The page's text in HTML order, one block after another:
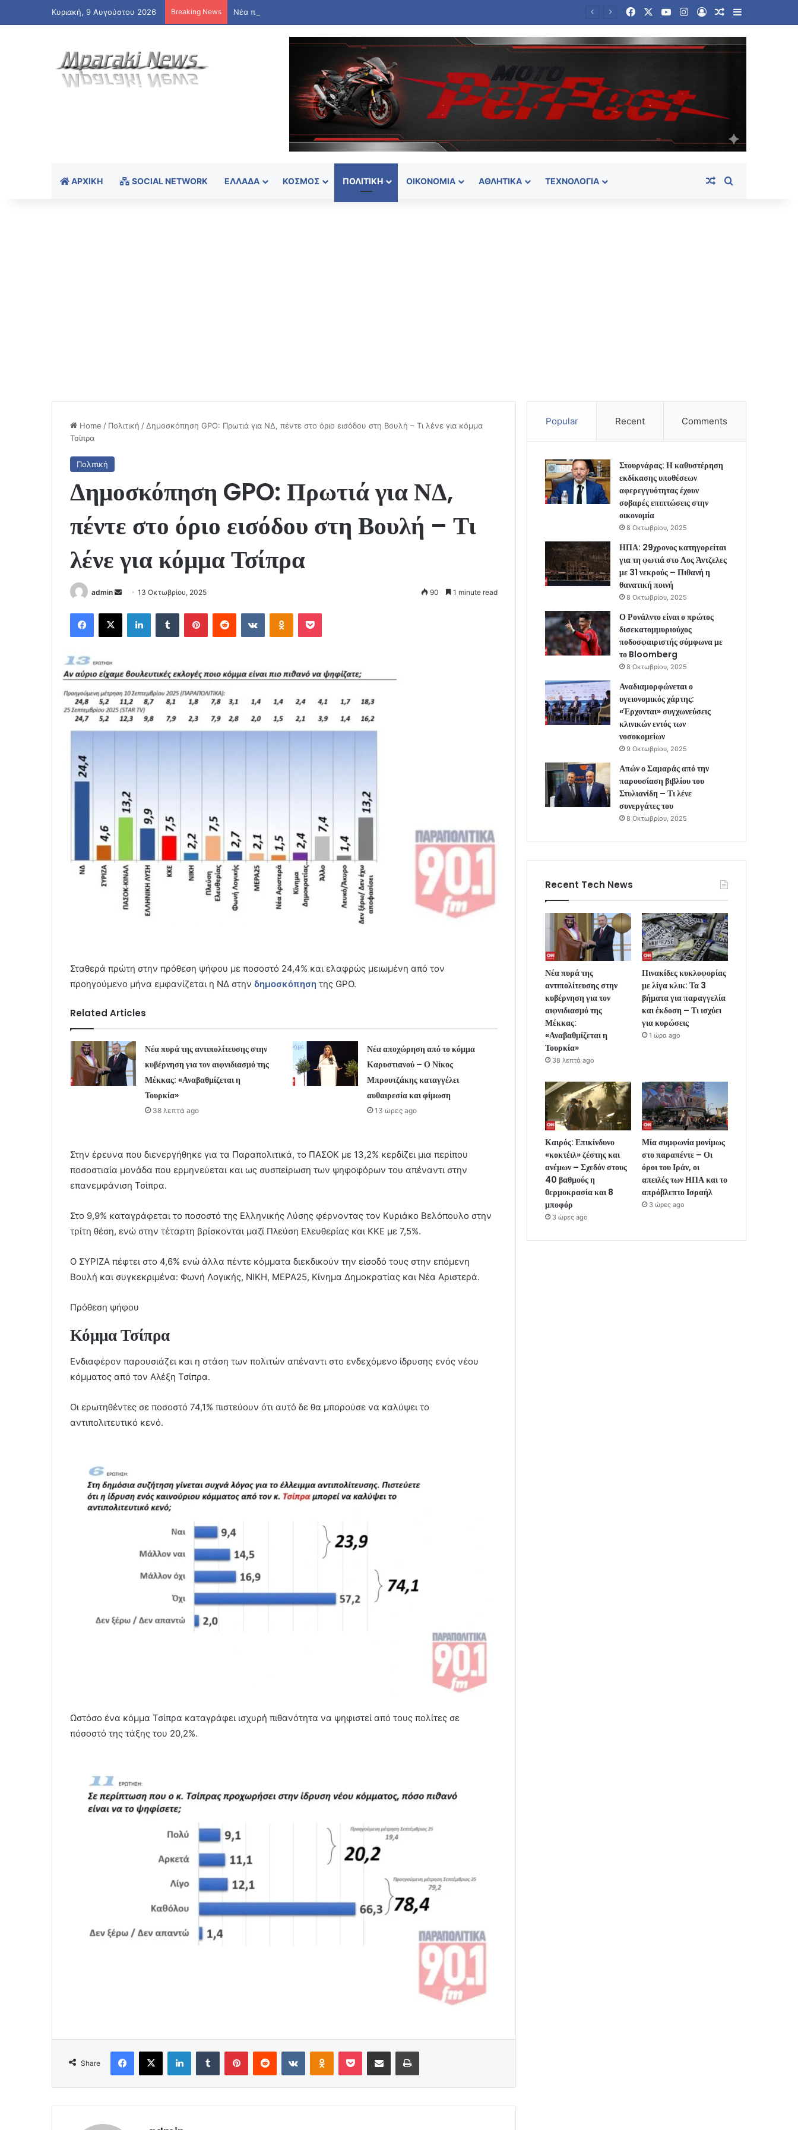
Κυριακή, 9 Αυγούστου 2026 Breaking News FacebookYouTubeInstagram
Log InRandom Article
Sidebar
ΑΡΧΙΚΉ SOCIAL NETWORK ΕΛΛΆΔΑ ΚΌΣΜΟΣ ΠΟΛΙΤΙΚΉ ΟΙΚΟΝΟΜΊΑ ΑΘΛΗΤΙΚΆ ΤΕΧΝΟΛΟΓΊΑ Random Article
Home / Πολιτική / Δημοσκόπηση GPO: Πρωτιά για ΝΔ, πέντε στο όριο εισόδου στη Βουλή – Τι λένε για κόμμα
Τσίπρα
Πολιτική
Δημοσκόπηση GPO: Πρωτιά για ΝΔ,
πέντε στο όριο εισόδου στη Βουλή – Τι
λένε για κόμμα Τσίπρα
admin
Send
email
13 Οκτωβρίου, 2025 90 1 minute read
Facebook
X LinkedInTumblr PinterestReddit VKontakteOdnoklassniki
Pocket
Σταθερά πρώτη στην πρόθεση ψήφου με ποσοστό 24,4% και ελαφρώς μειωμένη από τον
προηγούμενο μήνα εμφανίζεται η ΝΔ στην δημοσκόπηση της GPO.
Related Articles
Νέα πυρά της αντιπολίτευσης στην
κυβέρνηση για τον αιφνιδιασμό της
Μέκκας: «Αναβαθμίζεται η
Τουρκία»
38 λεπτά ago
Νέα αποχώρηση από το κόμμα
Καρυστιανού – Ο Νίκος
Μπρουτζάκης καταγγέλει
αυθαιρεσία και φίμωση
13 ώρες ago
Στην έρευνα που διενεργήθηκε για τα Παραπολιτικά, το ΠΑΣΟΚ με 13,2% κερδίζει μια περίπου
ποσοστιαία μονάδα που ερμηνεύεται και ως συσπείρωση των ψηφοφόρων του απέναντι στην
επανεμφάνιση Τσίπρα.
Στο 9,9% καταγράφεται το ποσοστό της Ελληνικής Λύσης φέρνοντας τον Κυριάκο Βελόπουλο στην
τρίτη θέση, ενώ στην τέταρτη βρίσκονται μαζί Πλεύση Ελευθερίας και ΚΚΕ με 7,5%.
Ο ΣΥΡΙΖΑ πέφτει στο 4,6% ενώ άλλα πέντε κόμματα διεκδικούν την είσοδό τους στην επόμενη
Βουλή και συγκεκριμένα: Φωνή Λογικής, ΝΙΚΗ, ΜΕΡΑ25, Κίνημα Δημοκρατίας και Νέα Αριστερά.
Πρόθεση ψήφου
Κόμμα Τσίπρα
Ενδιαφέρον παρουσιάζει και η στάση των πολιτών απέναντι στο ενδεχόμενο ίδρυσης ενός νέου
κόμματος από τον Αλέξη Τσίπρα.
Οι ερωτηθέντες σε ποσοστό 74,1% πιστεύουν ότι αυτό δε θα μπορούσε να καλύψει το
αντιπολιτευτικό κενό.
Ωστόσο ένα κόμμα Τσίπρα καταγράφει ισχυρή πιθανότητα να ψηφιστεί από τους πολίτες σε
πόσοστό της τάξης του 20,2%.
Share
Facebook
X LinkedInTumblr PinterestReddit VKontakteOdnoklassniki
Pocket Share via Email Print
Popular Recent Comments
Στουρνάρας: Η καθυστέρηση
εκδίκασης υποθέσεων
αφερεγγυότητας έχουν
σοβαρές επιπτώσεις στην
οικονομία
8 Οκτωβρίου, 2025
ΗΠΑ: 29χρονος κατηγορείται
για τη φωτιά στο Λος Άντζελες
με 31 νεκρούς – Πιθανή η
θανατική ποινή
8 Οκτωβρίου, 2025
Ο Ρονάλντο είναι ο πρώτος
δισεκατομμυριούχος
ποδοσφαιριστής σύμφωνα με
το Bloomberg
8 Οκτωβρίου, 2025
Αναδιαμορφώνεται ο
υγειονομικός χάρτης:
«Έρχονται» συγχωνεύσεις
κλινικών εντός των
νοσοκομείων
9 Οκτωβρίου, 2025
Απών ο Σαμαράς από την
παρουσίαση βιβλίου του
Στυλιανίδη – Τι λένε
συνεργάτες του
8 Οκτωβρίου, 2025
Recent Tech News
Νέα πυρά της
αντιπολίτευσης στην
κυβέρνηση για τον
αιφνιδιασμό της
Μέκκας:
«Αναβαθμίζεται η
Τουρκία»
38 λεπτά ago
Πινακίδες κυκλοφορίας
με λίγα κλικ: Τα 3
βήματα για παραγγελία
και έκδοση – Τι ισχύει
για κυρώσεις
1 ώρα ago
Καιρός: Επικίνδυνο
«κοκτέιλ» ζέστης και
ανέμων – Σχεδόν στους
40 βαθμούς η
θερμοκρασία και 8
μποφόρ
3 ώρες ago
Μία συμφωνία μονίμως
στο παραπέντε – Οι
όροι του Ιράν, οι
απειλές των ΗΠΑ και το
απρόβλεπτο Ισραήλ
3 ώρες ago